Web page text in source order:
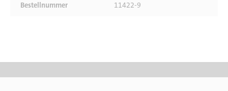
Bestellnummer
11422-9